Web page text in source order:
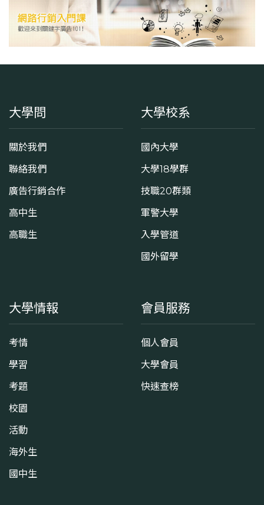
大學問
關於我們
聯絡我們
廣告行銷合作
高中生
高職生
大學校系
國內大學
大學18學群
技職20群類
軍警大學
入學管道
國外留學
大學情報
考情
學習
考題
校園
活動
海外生
國中生
會員服務
個人會員
大學會員
快速查榜